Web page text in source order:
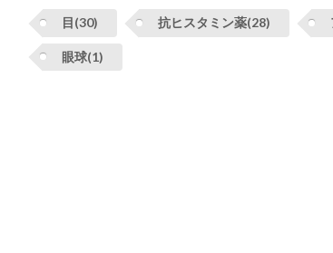
目(30) 抗ヒスタミン薬(28)
眼球(1)